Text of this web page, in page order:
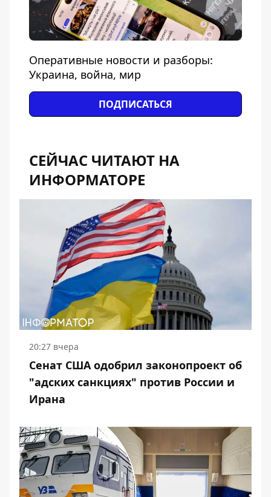
Оперативные новости и разборы:
Украина, война, мир
ПОДПИСАТЬСЯ
СЕЙЧАС ЧИТАЮТ НА
ИНФОРМАТОРЕ
20:27 вчера
Сенат США одобрил законопроект об
"адских санкциях" против России и
Ирана